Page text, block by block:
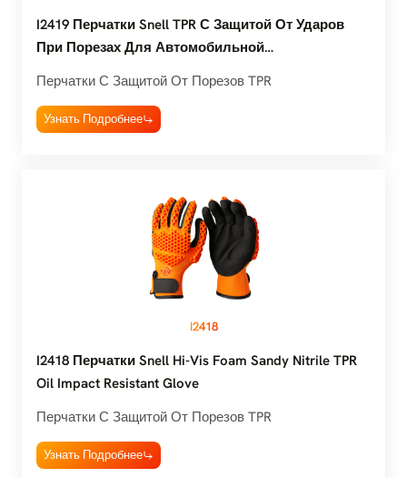
I2419 Перчатки Snell TPR С Защитой От Ударов
При Порезах Для Автомобильной
Перчатки С Защитой От Порезов TPR
Узнать Подробнее
I2418
I2418 Перчатки Snell Hi-Vis Foam Sandy Nitrile TPR
Oil Impact Resistant Glove
Перчатки С Защитой От Порезов TPR
Узнать Подробнее